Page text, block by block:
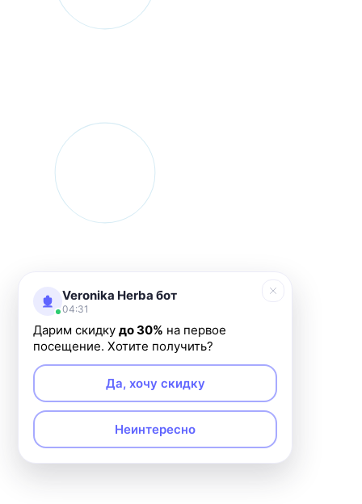
Veronika Herba бот
04:31
Дарим скидку до 30% на первое
посещение. Хотите получить?
Да, хочу скидку
Неинтересно